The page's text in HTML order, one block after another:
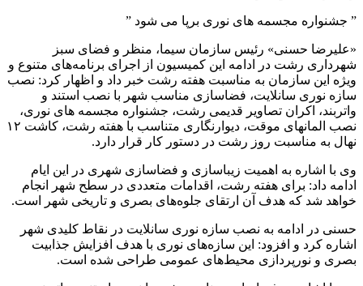
” جشنواره مجسمه های نوری برپا می شود ”
«علیرضا حسنی» رئیس سازمان سیما، منظر و فضای سبز
شهرداری رشت در ادامه این کمیسیون از اجرای برنامه‌های متنوع و
ویژه این سازمان به مناسبت هفته رشت خبر داد و اظهار کرد: نصب
سازه نوری سانلایت، فضاسازی مناسب شهر با نصب استند و
واتربند، اکران تصاویر قدیمی رشت، جشنواره مجسمه های نوری،
نصب المانهای موقت، دیوارنگاری متناسب با هفته رشت، کاشت ۱۲
نهال به مناسبت روز رشت در دستور کار قرار دارد.
وی با اشاره به اهمیت زیباسازی و فضاسازی شهری در این ایام
ادامه داد: برای هفته رشت، اقدامات متعددی در سطح شهر انجام
خواهد شد که هدف آن ارتقای جلوه‌های بصری و تاریخی شهر است.
حسنی در ادامه به نصب سازه نوری سانلایت در نقاط کلیدی شهر
اشاره کرد و افزود: این سازه‌های نوری با هدف افزایش جذابیت
بصری و نورپردازی محیط‌های عمومی طراحی شده است.